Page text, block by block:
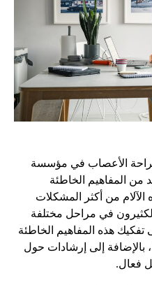
الأعصاب في مؤسسة
من المفاهيم الخاطئة
الآلام من أكثر المشكلات
في مراحل مختلفة
هذه المفاهيم الخاطئة
بالإضافة إلى إرشادات حول
فعال.